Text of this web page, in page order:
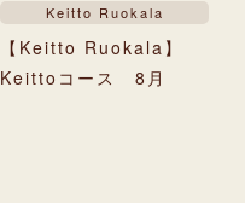
Keitto Ruokala
【Keitto Ruokala】
Keittoコース 8月